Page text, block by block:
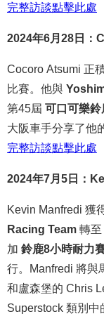
完整訪談點擊此處
2024年6月28日：
Cocoro Atsumi 正
比賽。他與
第45屆 可口可樂
大阪車手分享了他
完整訪談點擊此處
2024年7月5日：
Kevin Manfredi 獲
Racing Team 轉至
加 鈴鹿8小時耐力
行。Manfredi 將與
和盧森堡的 Chris
Superstock 類別